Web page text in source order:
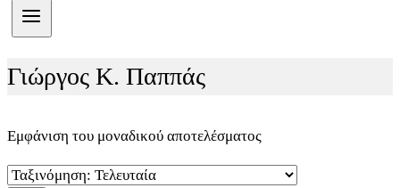
Γιώργος Κ. Παππάς
Εμφάνιση του μοναδικού αποτελέσματος